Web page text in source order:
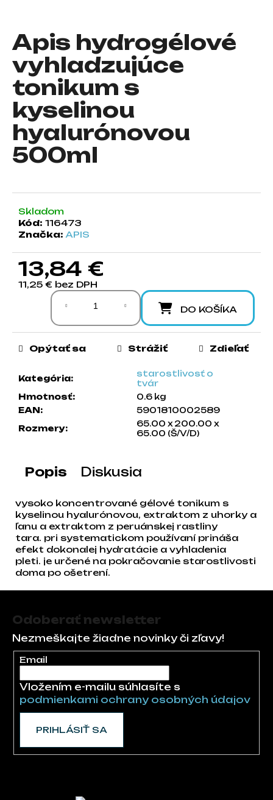
Apis hydrogélové
vyhladzujúce
tonikum s
kyselinou
hyalurónovou
500ml
Skladom
Kód: 116473
Značka: APIS
13,84 €
11,25 € bez DPH
Jednotková cena:
DO KOŠÍKA
Kategória:
starostlivosť o
tvár
Hmotnosť:
0.6 kg
EAN:
5901810002589
Rozmery:
65.00 x 200.00 x
65.00 (Š/V/D)
Opýtať sa Strážiť Zdieľať
Popis Diskusia
vysoko koncentrované gélové tonikum s
kyselinou hyalurónovou, extraktom z uhorky a
ľanu a extraktom z peruánskej rastliny
tara. pri systematickom používaní prináša
efekt dokonalej hydratácie a vyhladenia
pleti. je určené na pokračovanie starostlivosti
doma po ošetrení.
s
ť
?
HĽADAŤ
O
d
p
o
ú
a
Odoberať newsletter
Nezmeškajte žiadne novinky či zľavy!
Email
Vložením e-mailu súhlasíte s
podmienkami ochrany osobných údajov
PRIHLÁSIŤ SA